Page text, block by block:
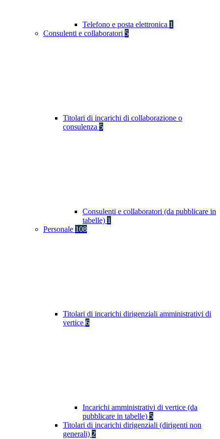
Telefono e posta elettronica 1
Consulenti e collaboratori 5
Titolari di incarichi di collaborazione o
consulenza 5
Consulenti e collaboratori (da pubblicare in
tabelle) 1
Personale 108
Titolari di incarichi dirigenziali amministrativi di
vertice 6
Incarichi amministrativi di vertice (da
pubblicare in tabelle) 5
Titolari di incarichi dirigenziali (dirigenti non
generali) 2